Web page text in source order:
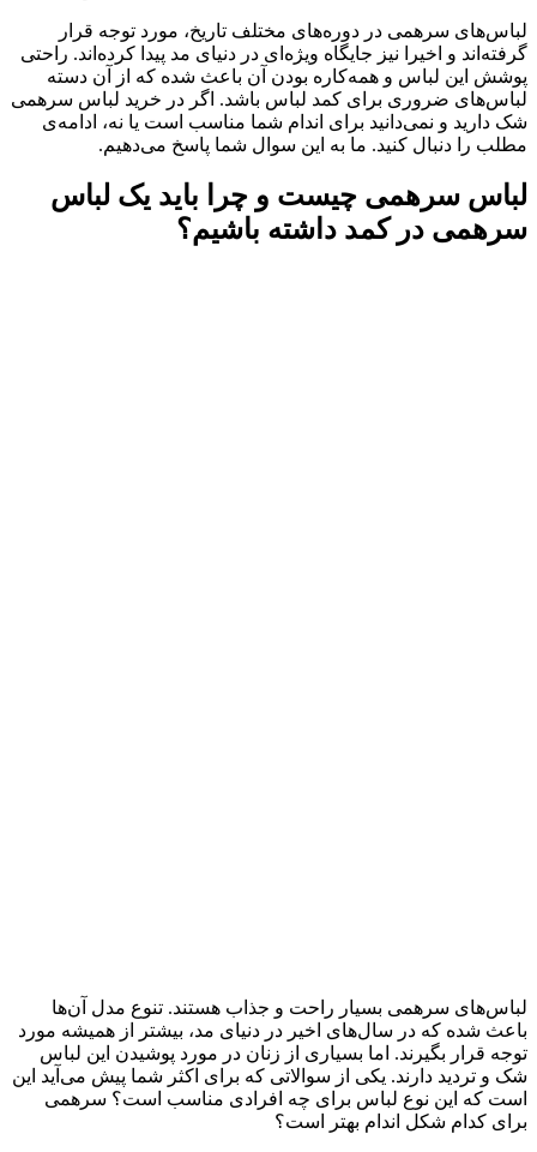
لباس‌های سرهمی در دوره‌های مختلف تاریخ، مورد توجه قرار
گرفته‌اند و اخیرا نیز جایگاه ویژه‌ای در دنیای مد پیدا کرده‌اند. راحتی
پوشش این لباس و همه‌کاره بودن آن باعث شده که از آن دسته
لباس‌های ضروری برای کمد لباس باشد. اگر در خرید لباس سرهمی
شک دارید و نمی‌دانید برای اندام شما مناسب است یا نه، ادامه‌ی
مطلب را دنبال کنید. ما به این سوال شما پاسخ می‌دهیم.
لباس سرهمی چیست و چرا باید یک لباس
سرهمی در کمد داشته باشیم؟
لباس‌های سرهمی بسیار راحت و جذاب هستند. تنوع مدل آن‌ها
باعث شده که در سال‌های اخیر در دنیای مد، بیشتر از همیشه مورد
توجه قرار بگیرند. اما بسیاری از زنان در مورد پوشیدن این لباس
شک و تردید دارند. یکی از سوالاتی که برای اکثر شما پیش می‌آید این
است که این نوع لباس برای چه افرادی مناسب است؟ سرهمی
برای کدام شکل اندام بهتر است؟